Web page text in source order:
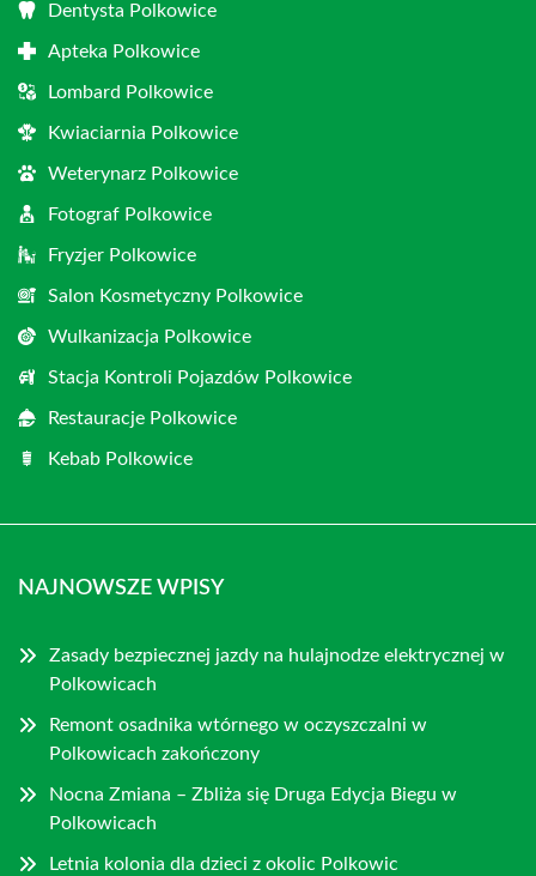
Dentysta Polkowice
Apteka Polkowice
Lombard Polkowice
Kwiaciarnia Polkowice
Weterynarz Polkowice
Fotograf Polkowice
Fryzjer Polkowice
Salon Kosmetyczny Polkowice
Wulkanizacja Polkowice
Stacja Kontroli Pojazdów Polkowice
Restauracje Polkowice
Kebab Polkowice
NAJNOWSZE WPISY
Zasady bezpiecznej jazdy na hulajnodze elektrycznej w
Polkowicach
Remont osadnika wtórnego w oczyszczalni w
Polkowicach zakończony
Nocna Zmiana – Zbliża się Druga Edycja Biegu w
Polkowicach
Letnia kolonia dla dzieci z okolic Polkowic